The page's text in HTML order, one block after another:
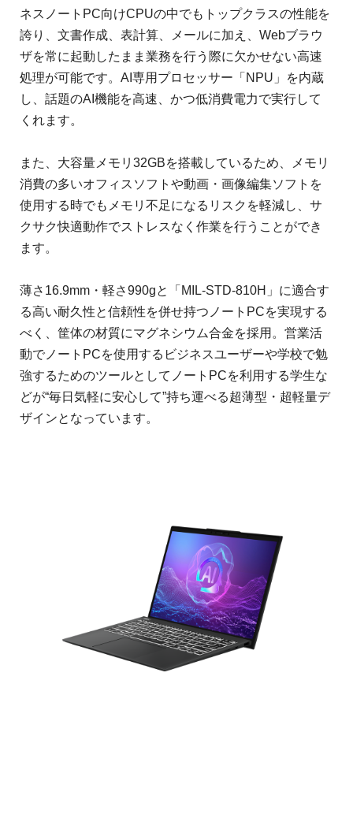
ネスノートPC向けCPUの中でもトップクラスの性能を
誇り、文書作成、表計算、メールに加え、Webブラウ
ザを常に起動したまま業務を行う際に欠かせない高速
処理が可能です。AI専用プロセッサー「NPU」を内蔵
し、話題のAI機能を高速、かつ低消費電力で実行して
くれます。
また、大容量メモリ32GBを搭載しているため、メモリ
消費の多いオフィスソフトや動画・画像編集ソフトを
使用する時でもメモリ不足になるリスクを軽減し、サ
クサク快適動作でストレスなく作業を行うことができ
ます。
薄さ16.9mm・軽さ990gと「MIL-STD-810H」に適合す
る高い耐久性と信頼性を併せ持つノートPCを実現する
べく、筐体の材質にマグネシウム合金を採用。営業活
動でノートPCを使用するビジネスユーザーや学校で勉
強するためのツールとしてノートPCを利用する学生な
どが“毎日気軽に安心して”持ち運べる超薄型・超軽量デ
ザインとなっています。